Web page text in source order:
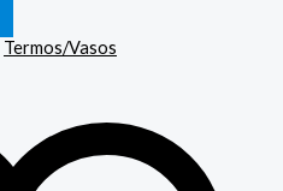
Termos/Vasos